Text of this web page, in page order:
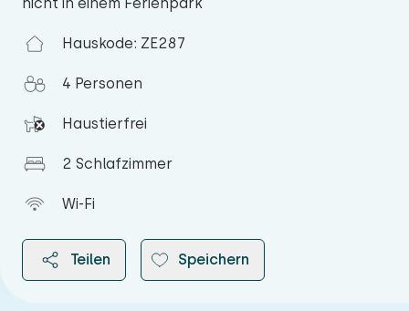
Hauskode: ZE287
4 Personen
Haustierfrei
2 Schlafzimmer
Wi-Fi
Teilen Speichern